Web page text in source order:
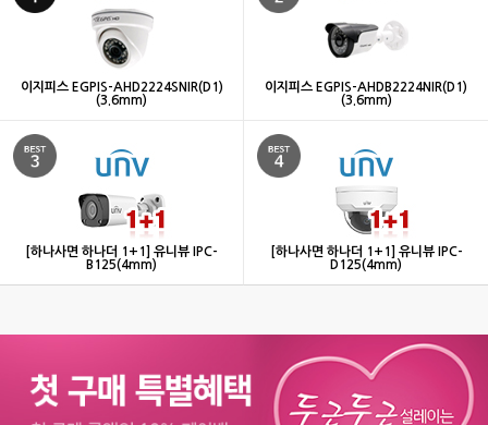
이지피스 EGPIS-AHD2224SNIR(D1)
(3.6mm)
이지피스 EGPIS-AHDB2224NIR(D1)
(3.6mm)
[하나사면 하나더 1+1] 유니뷰 IPC-
B125(4mm)
[하나사면 하나더 1+1] 유니뷰 IPC-
D125(4mm)